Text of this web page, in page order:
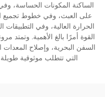
الساكنة المكونات الحساسة،
على العبث، وفي خطوط تجميع
الحرارة العالية، وفي التطبيقات
القوة أمرًا بالغ الأهمية. وتمتد
السفن البحرية، وإصلاح المعدات
التي تتطلب موثوقية